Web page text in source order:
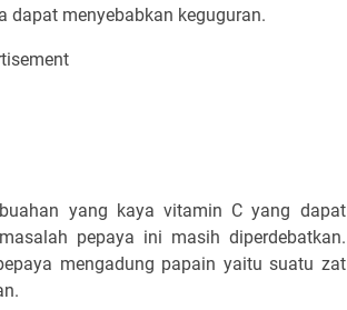
dapat menyebabkan keguguran.
yang kaya vitamin C yang dapat
pepaya ini masih diperdebatkan.
mengadung papain yaitu suatu zat